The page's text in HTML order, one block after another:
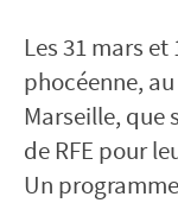
Les 31 mars
phocéenne,
Marseille, que
de RFE pour
Un